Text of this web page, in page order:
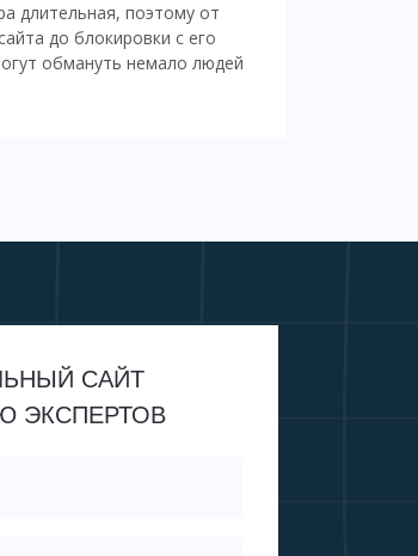
длительная, поэтому от
до блокировки с его
обмануть немало людей
САЙТ
ЭКСПЕРТОВ